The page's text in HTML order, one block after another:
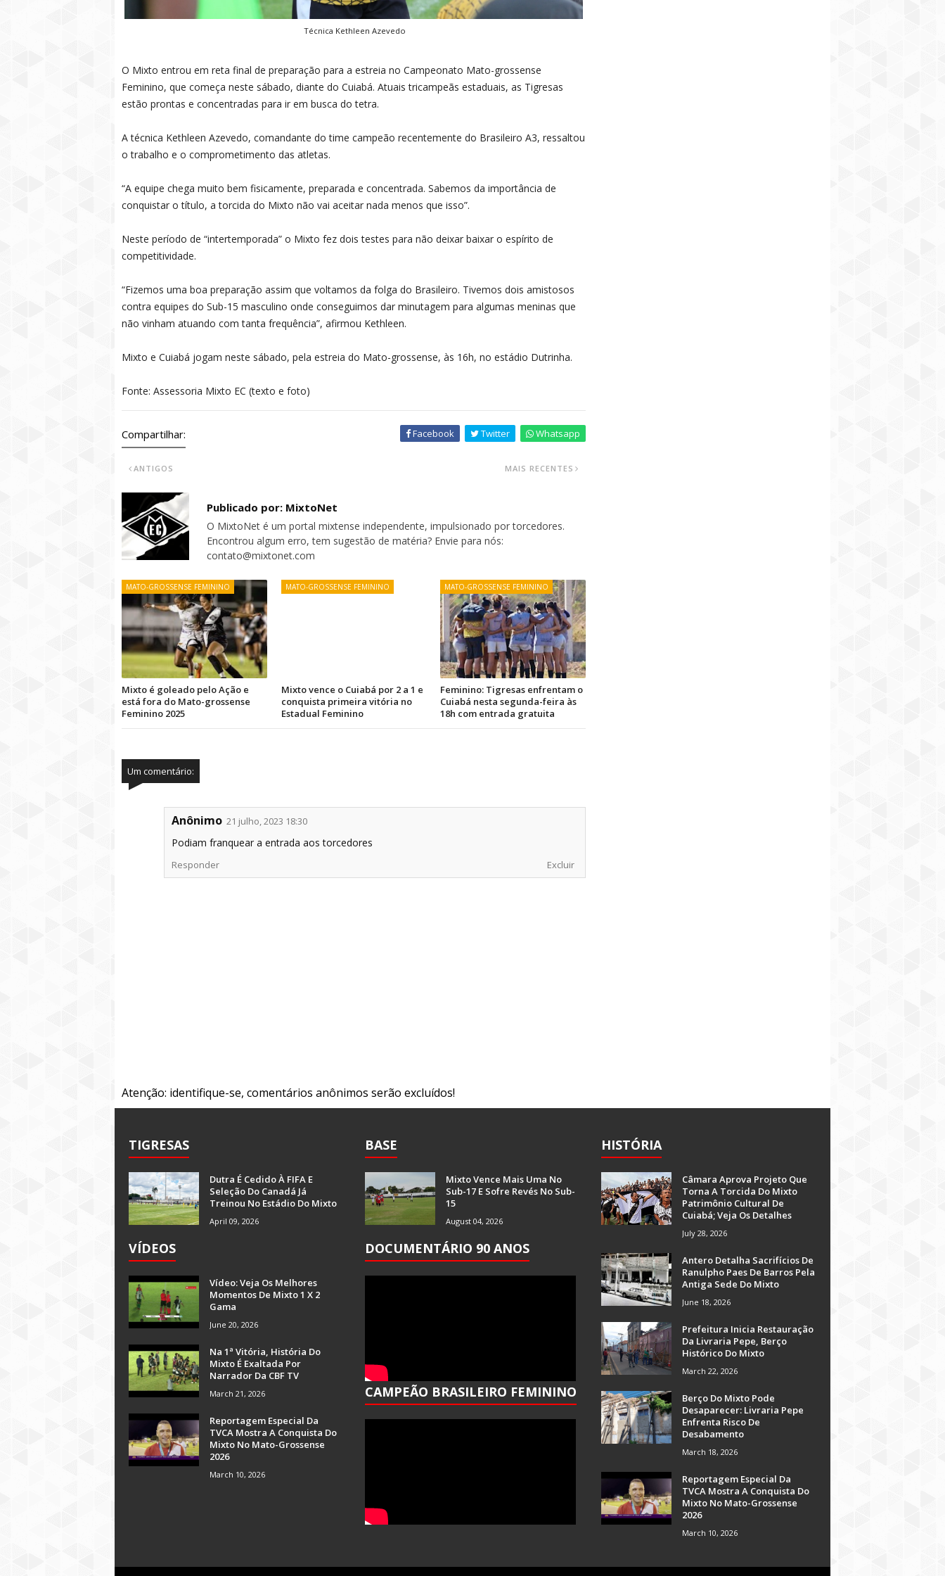
Técnica Kethleen Azevedo
O Mixto entrou em reta final de preparação para a estreia no Campeonato Mato-grossense
Feminino, que começa neste sábado, diante do Cuiabá. Atuais tricampeãs estaduais, as Tigresas
estão prontas e concentradas para ir em busca do tetra.
A técnica Kethleen Azevedo, comandante do time campeão recentemente do Brasileiro A3, ressaltou
o trabalho e o comprometimento das atletas.
“A equipe chega muito bem fisicamente, preparada e concentrada. Sabemos da importância de
conquistar o título, a torcida do Mixto não vai aceitar nada menos que isso”.
Neste período de “intertemporada” o Mixto fez dois testes para não deixar baixar o espírito de
competitividade.
“Fizemos uma boa preparação assim que voltamos da folga do Brasileiro. Tivemos dois amistosos
contra equipes do Sub-15 masculino onde conseguimos dar minutagem para algumas meninas que
não vinham atuando com tanta frequência”, afirmou Kethleen.
Mixto e Cuiabá jogam neste sábado, pela estreia do Mato-grossense, às 16h, no estádio Dutrinha.
Fonte: Assessoria Mixto EC (texto e foto)
Compartilhar: Facebook Twitter Whatsapp
MAIS RECENTES
ANTIGOS
Publicado por: MixtoNet
O MixtoNet é um portal mixtense independente, impulsionado por torcedores.
Encontrou algum erro, tem sugestão de matéria? Envie para nós:
contato@mixtonet.com
MATO-GROSSENSE FEMININO
Mixto é goleado pelo Ação e
está fora do Mato-grossense
Feminino 2025
MATO-GROSSENSE FEMININO
Mixto vence o Cuiabá por 2 a 1 e
conquista primeira vitória no
Estadual Feminino
MATO-GROSSENSE FEMININO
Feminino: Tigresas enfrentam o
Cuiabá nesta segunda-feira às
18h com entrada gratuita
Um comentário:
Anônimo 21 julho, 2023 18:30
Podiam franquear a entrada aos torcedores
Responder Excluir
Atenção: identifique-se, comentários anônimos serão excluídos!
TIGRESAS
Dutra É Cedido À FIFA E
Seleção Do Canadá Já
Treinou No Estádio Do Mixto
April 09, 2026
VÍDEOS
Vídeo: Veja Os Melhores
Momentos De Mixto 1 X 2
Gama
June 20, 2026
Na 1ª Vitória, História Do
Mixto É Exaltada Por
Narrador Da CBF TV
March 21, 2026
Reportagem Especial Da
TVCA Mostra A Conquista Do
Mixto No Mato-Grossense
2026
March 10, 2026
BASE
Mixto Vence Mais Uma No
Sub-17 E Sofre Revés No Sub-
15
August 04, 2026
DOCUMENTÁRIO 90 ANOS
CAMPEÃO BRASILEIRO FEMININO
HISTÓRIA
Câmara Aprova Projeto Que
Torna A Torcida Do Mixto
Patrimônio Cultural De
Cuiabá; Veja Os Detalhes
July 28, 2026
Antero Detalha Sacrifícios De
Ranulpho Paes De Barros Pela
Antiga Sede Do Mixto
June 18, 2026
Prefeitura Inicia Restauração
Da Livraria Pepe, Berço
Histórico Do Mixto
March 22, 2026
Berço Do Mixto Pode
Desaparecer: Livraria Pepe
Enfrenta Risco De
Desabamento
March 18, 2026
Reportagem Especial Da
TVCA Mostra A Conquista Do
Mixto No Mato-Grossense
2026
March 10, 2026